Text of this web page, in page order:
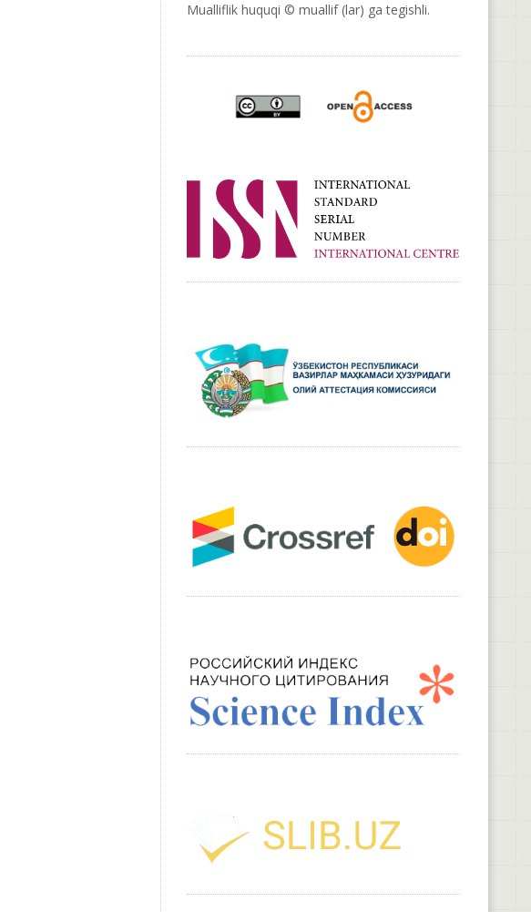
Mualliflik huquqi © muallif (lar) ga tegishli.